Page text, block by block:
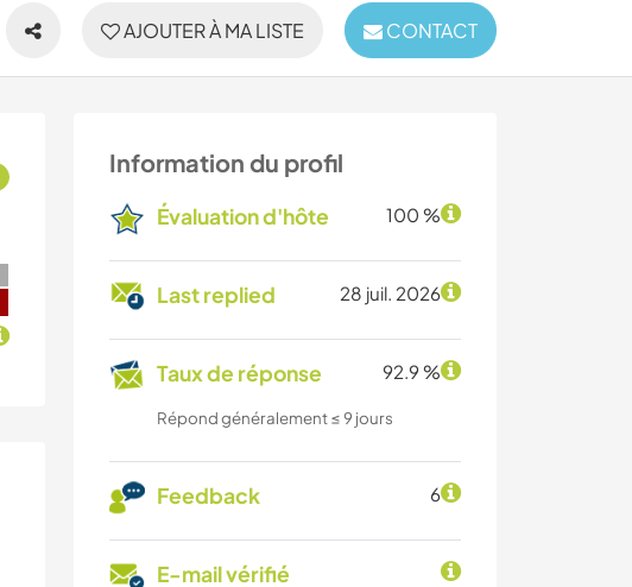
AJOUTER À MA LISTE CONTACT
Information du profil
Évaluation d'hôte 100 %
Last replied 28 juil. 2026
Taux de réponse 92.9 %
Répond généralement ≤ 9 jours
Feedback 6
E-mail vérifié